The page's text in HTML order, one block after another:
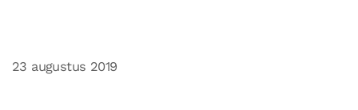
23 augustus 2019